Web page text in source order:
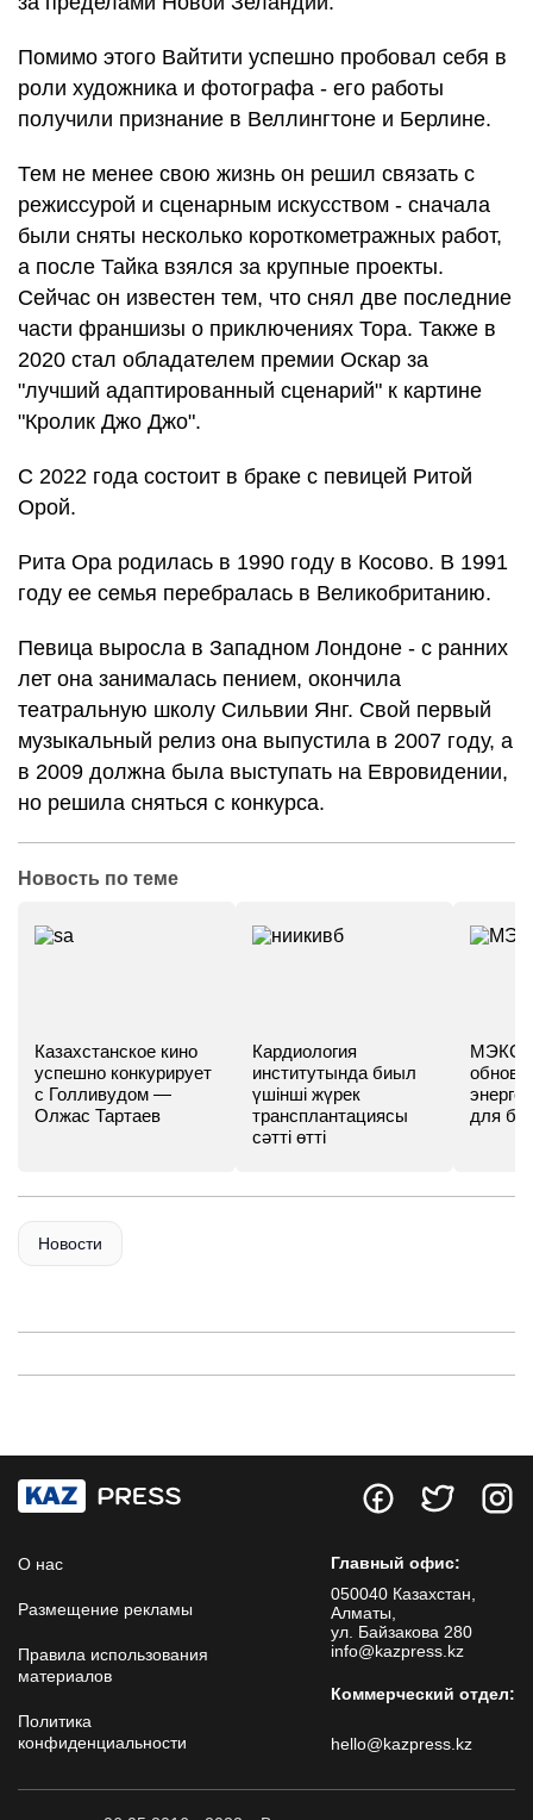
Помимо этого Вайтити успешно пробовал себя в
роли художника и фотографа - его работы
получили признание в Веллингтоне и Берлине.
Тем не менее свою жизнь он решил связать с
режиссурой и сценарным искусством - сначала
были сняты несколько короткометражных работ,
а после Тайка взялся за крупные проекты.
Сейчас он известен тем, что снял две последние
части франшизы о приключениях Тора. Также в
2020 стал обладателем премии Оскар за
"лучший адаптированный сценарий" к картине
"Кролик Джо Джо".
С 2022 года состоит в браке с певицей Ритой
Орой.
Рита Ора родилась в 1990 году в Косово. В 1991
году ее семья перебралась в Великобританию.
Певица выросла в Западном Лондоне - с ранних
лет она занималась пением, окончила
театральную школу Сильвии Янг. Свой первый
музыкальный релиз она выпустила в 2007 году, а
в 2009 должна была выступать на Евровидении,
но решила сняться с конкурса.
Новость по теме
Казахстанское кино
успешно конкурирует
с Голливудом —
Олжас Тартаев
Кардиология
институтында биыл
үшінші жүрек
трансплантациясы
сәтті өтті
МЭКС -
для
Новости
О нас
Размещение рекламы
Правила использования
материалов
Политика
конфиденциальности
Главный офис:
050040 Казахстан,
Алматы,
ул. Байзакова 280
info@kazpress.kz
Коммерческий отдел:
hello@kazpress.kz